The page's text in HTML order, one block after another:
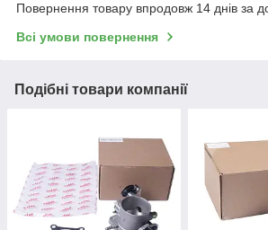
Повернення товару впродовж 14 днів за
Всі умови повернення
Подібні товари компанії